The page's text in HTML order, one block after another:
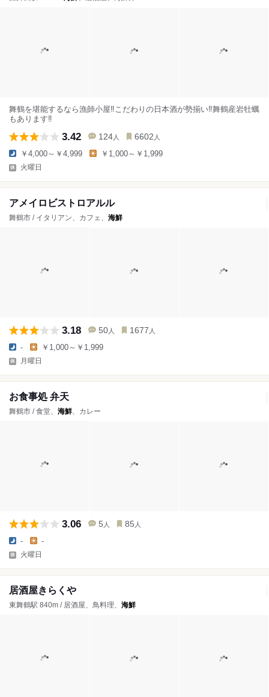
舞鶴を堪能するなら漁師小屋‼︎こだわりの日本酒が勢揃い‼︎舞鶴産岩牡蠣
もあります‼︎
3.42 124 人 6602 人
￥4,000～￥4,999 ￥1,000～￥1,999
火曜日
アメイロビストロアルル
舞鶴市 / イタリアン、カフェ、 海鮮
3.18 50 人 1677 人
- ￥1,000～￥1,999
月曜日
お食事処 弁天
舞鶴市 / 食堂、 海鮮、カレー
3.06 5 人 85 人
- -
火曜日
居酒屋きらくや
東舞鶴駅 840m / 居酒屋、鳥料理、 海鮮